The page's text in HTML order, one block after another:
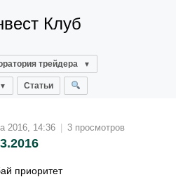
Клуб
трейдера
Статьи
2016, 14:36 | 3 просмотров
приоритет